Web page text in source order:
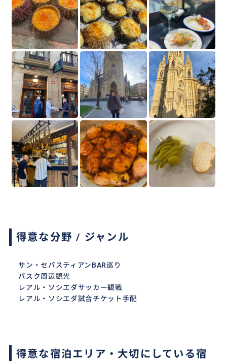
得意な分野 / ジャンル
サン・セバスティアンBAR巡り
バスク周辺観光
レアル・ソシエダサッカー観戦
レアル・ソシエダ試合チケット手配
得意な宿泊エリア・大切にしている宿